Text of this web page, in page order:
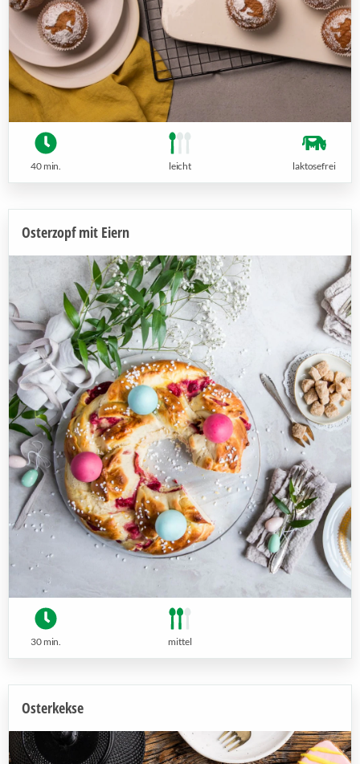
40 min. leicht laktosefrei
Osterzopf mit Eiern
30 min. mittel
Osterkekse